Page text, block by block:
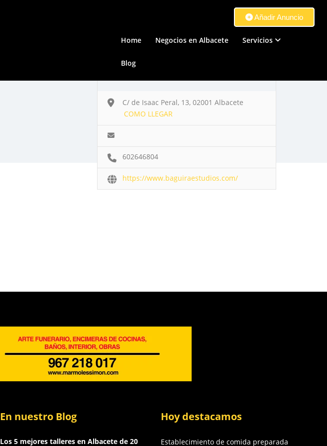
Añadir Anuncio
Home Negocios en Albacete Servicios
Blog
C/ de Isaac Peral, 13, 02001 Albacete
COMO LLEGAR
602646804
https://www.baguiraestudios.com/
En nuestro Blog
Los 5 mejores talleres en Albacete de 20
Hoy destacamos
Establecimiento de comida preparada